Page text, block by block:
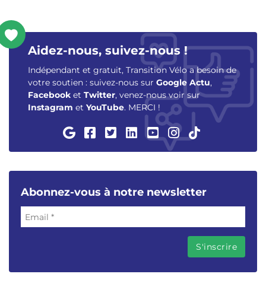
Aidez-nous, suivez-nous !
Indépendant et gratuit, Transition Vélo a besoin de
votre soutien : suivez-nous sur Google Actu,
Facebook et Twitter, venez-nous voir sur
Instagram et YouTube. MERCI !
Abonnez-vous à notre newsletter